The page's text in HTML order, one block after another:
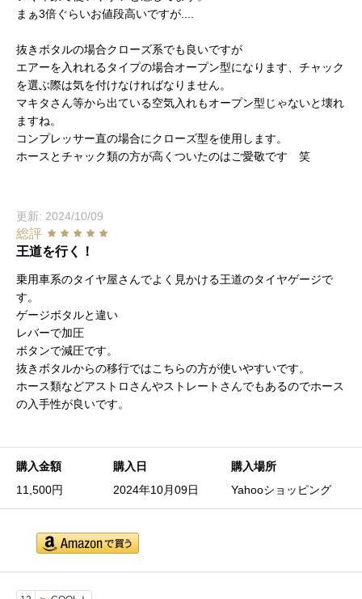
まぁ3倍ぐらいお値段高いですが....
抜きボタルの場合クローズ系でも良いですが
エアーを入れれるタイプの場合オープン型になります、チャック
を選ぶ際は気を付けなければなりません。
マキタさん等から出ている空気入れもオープン型じゃないと壊れ
ますね。
コンプレッサー直の場合にクローズ型を使用します。
ホースとチャック類の方が高くついたのはご愛敬です 笑
更新: 2024/10/09
総評
王道を行く！
乗用車系のタイヤ屋さんでよく見かける王道のタイヤゲージで
す。
ゲージボタルと違い
レバーで加圧
ボタンで減圧です。
抜きボタルからの移行ではこちらの方が使いやすいです。
ホース類などアストロさんやストレートさんでもあるのでホース
の入手性が良いです。
購入金額
11,500円
購入日
2024年10月09日
購入場所
Yahooショッピング